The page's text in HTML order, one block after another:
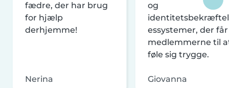
fædre, der har brug
for hjælp
derhjemme!
Nerina
og
essystemer, der får
medlemmerne til
føle sig trygge.
Giovanna